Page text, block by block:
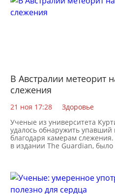
В Австралии метеорит
слежения
21 ноя 17:28
Здоровье
Ученые из университета
удалось обнаружить
благодаря камерам
в издании The Guardian, было